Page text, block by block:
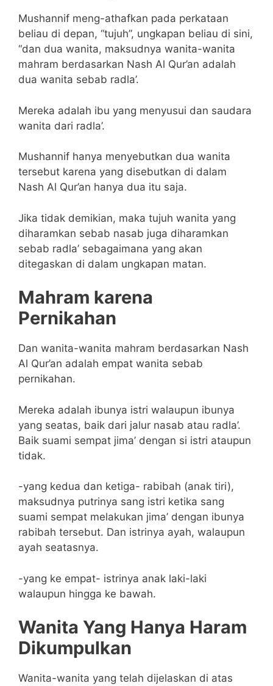
Mushannif meng-athafkan pada perkataan
beliau di depan, “tujuh”, ungkapan beliau di sini,
“dan dua wanita, maksudnya wanita-wanita
mahram berdasarkan Nash Al Qur’an adalah
dua wanita sebab radla’.
Mereka adalah ibu yang menyusui dan saudara
wanita dari radla’.
Mushannif hanya menyebutkan dua wanita
tersebut karena yang disebutkan di dalam
Nash Al Qur’an hanya dua itu saja.
Jika tidak demikian, maka tujuh wanita yang
diharamkan sebab nasab juga diharamkan
sebab radla’ sebagaimana yang akan
ditegaskan di dalam ungkapan matan.
Mahram karena
Pernikahan
Dan wanita-wanita mahram berdasarkan Nash
Al Qur’an adalah empat wanita sebab
pernikahan.
Mereka adalah ibunya istri walaupun ibunya
yang seatas, baik dari jalur nasab atau radla’.
Baik suami sempat jima’ dengan si istri ataupun
tidak.
-yang kedua dan ketiga- rabibah (anak tiri),
maksudnya putrinya sang istri ketika sang
suami sempat melakukan jima’ dengan ibunya
rabibah tersebut. Dan istrinya ayah, walaupun
ayah seatasnya.
-yang ke empat- istrinya anak laki-laki
walaupun hingga ke bawah.
Wanita Yang Hanya Haram
Dikumpulkan
Wanita-wanita yang telah dijelaskan di atas